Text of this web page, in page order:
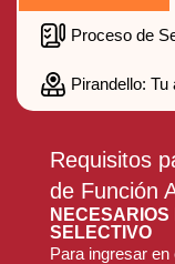
Proceso de
Pirandello:
Requisitos
de Función
SELECTIVO
Para ingresar